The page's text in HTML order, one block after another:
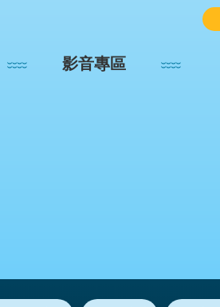
影音專區